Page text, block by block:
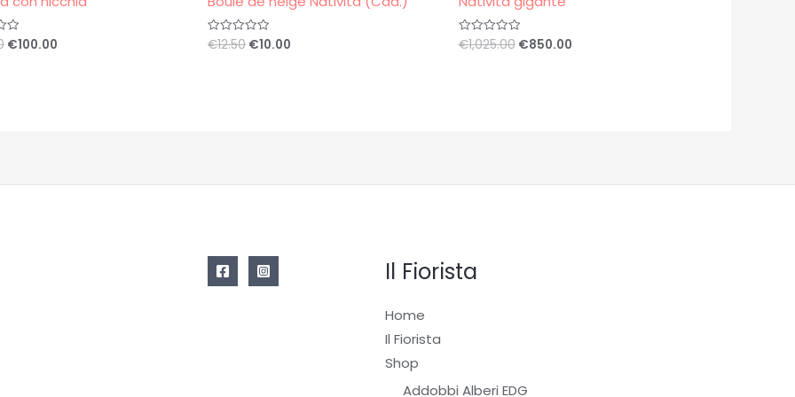
€100.00
Valutato
0
€12.50 €10.00
Valutato
0
€1,025.00 €850.00
Il Fiorista
Home
Il Fiorista
Shop
Addobbi Alberi EDG